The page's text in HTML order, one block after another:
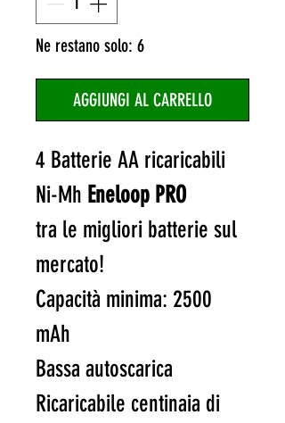
Ne restano solo: 6
AGGIUNGI AL CARRELLO
4 Batterie AA ricaricabili
Ni-Mh Eneloop PRO
tra le migliori batterie sul
mercato!
Capacità minima: 2500
mAh
Bassa autoscarica
Ricaricabile centinaia di